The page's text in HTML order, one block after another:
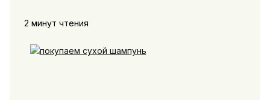
2 минут чтения